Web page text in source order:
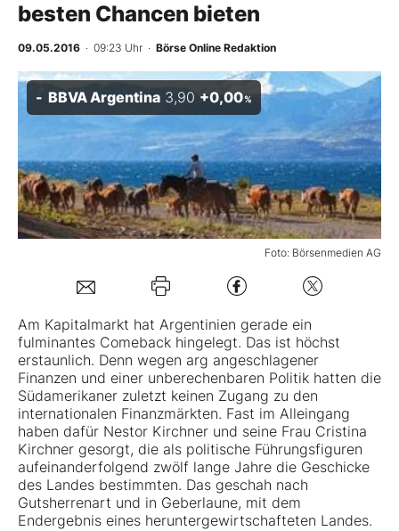
BO-Musterdepots
Experten
Mein B:O
Mein Konto
Folgen Sie uns
Kontakt
besten Chancen bieten
09.05.2016 · 09:23 Uhr · Börse Online Redaktion
Foto: Börsenmedien AG
BBVA Argentina 3,90 +0,00%
Am Kapitalmarkt hat Argentinien gerade ein
fulminantes Comeback hingelegt. Das ist höchst
erstaunlich. Denn wegen arg angeschlagener
Finanzen und einer unberechenbaren Politik hatten die
Südamerikaner zuletzt keinen Zugang zu den
internationalen Finanzmärkten. Fast im Alleingang
haben dafür Nestor Kirchner und seine Frau Cristina
Kirchner gesorgt, die als politische Führungsfiguren
aufeinanderfolgend zwölf lange Jahre die Geschicke
des Landes bestimmten. Das geschah nach
Gutsherrenart und in Geberlaune, mit dem
Endergebnis eines heruntergewirtschafteten Landes.